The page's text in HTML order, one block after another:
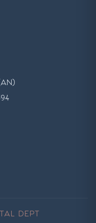
DEPT